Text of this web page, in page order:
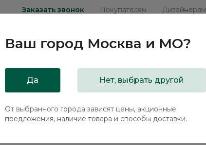
Заказать звонок Покупателям Дизайнерам
Распродажа
Ваш город Москва и МО?
Да Нет, выбрать другой
От выбранного города зависят цены, акционные
предложения, наличие товара и способы доставки.